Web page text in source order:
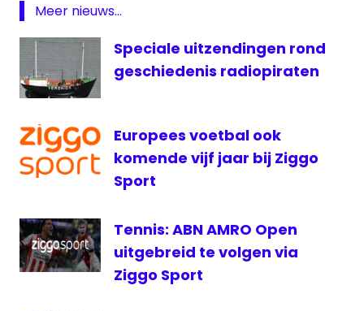
kijken
PSV
live
PSV
PSV
PSV
Champions
League
PSV
televisie
radio
Meer nieuws...
Speciale uitzendingen rond
geschiedenis radiopiraten
Europees voetbal ook
komende vijf jaar bij Ziggo
Sport
Tennis: ABN AMRO Open
uitgebreid te volgen via
Ziggo Sport